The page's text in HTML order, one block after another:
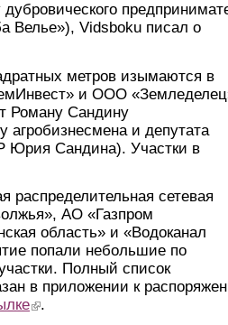
Велье»), Vidsboku писал о
метров изымаются в
и ООО
Роману Сандину
агробизнесмена и депутата
Юрия Сандина). Участки в
сетевая
АО «Газпром
область» и «Водоканал
попали небольшие по
Полный список
в приложении к
(link is external)
.